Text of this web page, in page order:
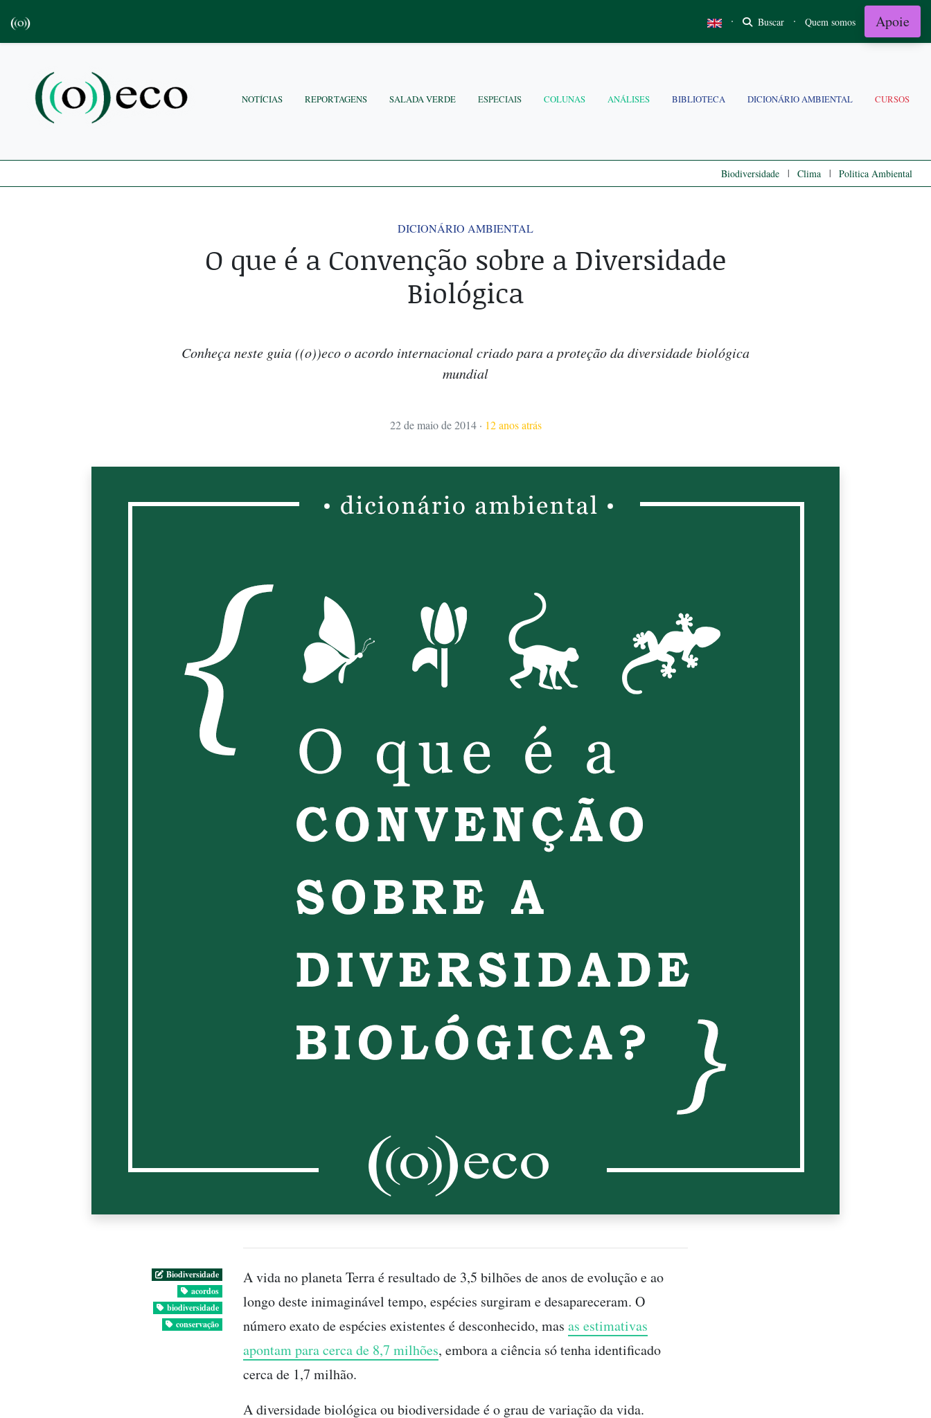
· Buscar · Quem somos Apoie
NOTÍCIAS REPORTAGENS SALADA VERDE ESPECIAIS COLUNAS ANÁLISES BIBLIOTECA DICIONÁRIO AMBIENTAL CURSOS
Biodiversidade | Clima | Politica Ambiental
DICIONÁRIO AMBIENTAL
O que é a Convenção sobre a Diversidade
Biológica
Conheça neste guia ((o))eco o acordo internacional criado para a proteção da diversidade biológica
mundial
22 de maio de 2014 · 12 anos atrás
Biodiversidade
acordos
biodiversidade
conservação
A vida no planeta Terra é resultado de 3,5 bilhões de anos de evolução e ao
longo deste inimaginável tempo, espécies surgiram e desapareceram. O
número exato de espécies existentes é desconhecido, mas as estimativas
apontam para cerca de 8,7 milhões, embora a ciência só tenha identificado
cerca de 1,7 milhão.
A diversidade biológica ou biodiversidade é o grau de variação da vida.